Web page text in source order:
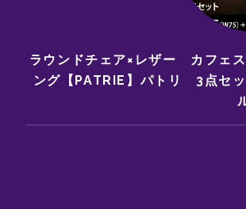
ラウンドチェア×レザー カフェ
ング【PATRIE】パトリ 3点セ